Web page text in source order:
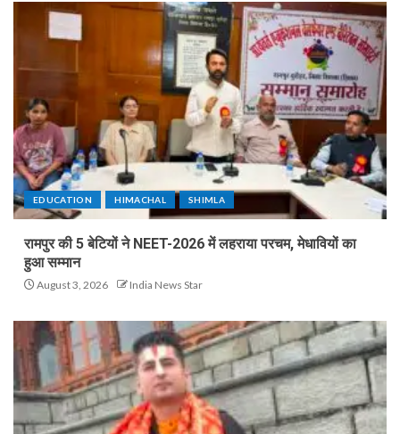
EDUCATION HIMACHAL SHIMLA
रामपुर की 5 बेटियों ने NEET-2026 में लहराया परचम, मेधावियों का
हुआ सम्मान
August 3, 2026 India News Star